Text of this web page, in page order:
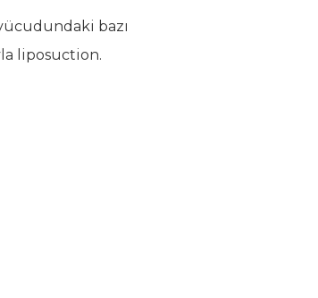
bazı
liposuction.